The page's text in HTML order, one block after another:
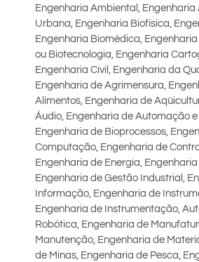
Engenharia Ambiental, Engenharia
Urbana, Engenharia Biofísica,
Engenharia Biomédica,
ou Biotecnologia, Engenharia
Engenharia Civil, Engenharia da
Engenharia de Agrimensura,
Alimentos, Engenharia de
Áudio, Engenharia de Automação e
Engenharia de Bioprocessos,
Computação, Engenharia de
Engenharia de Energia,
Engenharia de Gestão Industrial,
Informação, Engenharia de
Engenharia de Instrumentação,
Robótica, Engenharia de
Manutenção, Engenharia de
de Minas, Engenharia de Pesca,